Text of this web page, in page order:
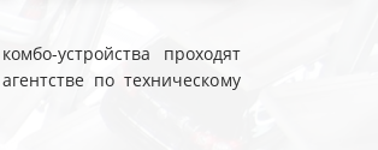
устройства проходят
по техническому